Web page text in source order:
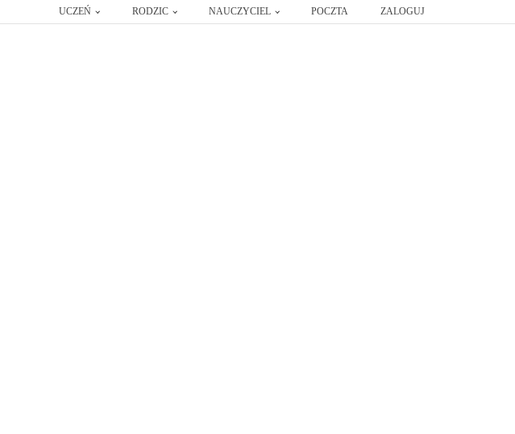
UCZEŃ RODZIC NAUCZYCIEL POCZTA ZALOGUJ